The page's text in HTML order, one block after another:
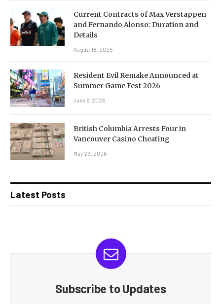
Current Contracts of Max Verstappen
and Fernando Alonso: Duration and
Details
August 18, 2025
Resident Evil Remake Announced at
Summer Game Fest 2026
June 6, 2026
British Columbia Arrests Four in
Vancouver Casino Cheating
May 29, 2026
Latest Posts
Subscribe to Updates